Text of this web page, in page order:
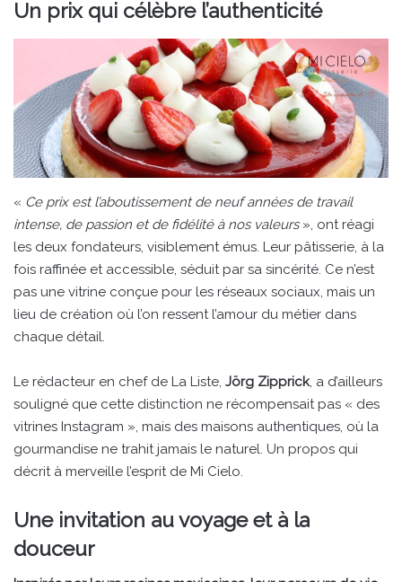
Un prix qui célèbre l’authenticité
« Ce prix est l’aboutissement de neuf années de travail
intense, de passion et de fidélité à nos valeurs», ont réagi
les deux fondateurs, visiblement émus. Leur pâtisserie, à la
fois raffinée et accessible, séduit par sa sincérité. Ce n’est
pas une vitrine conçue pour les réseaux sociaux, mais un
lieu de création où l’on ressent l’amour du métier dans
chaque détail.
Le rédacteur en chef de La Liste, Jörg Zipprick, a d’ailleurs
souligné que cette distinction ne récompensait pas « des
vitrines Instagram », mais des maisons authentiques, où la
gourmandise ne trahit jamais le naturel. Un propos qui
décrit à merveille l’esprit de Mi Cielo.
Une invitation au voyage et à la
douceur